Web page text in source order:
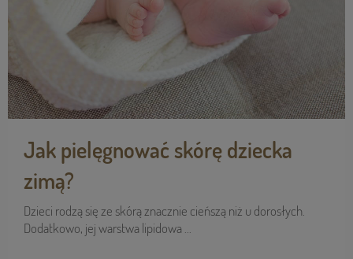
Jak pielęgnować skórę dziecka
zimą?
Dzieci rodzą się ze skórą znacznie cieńszą niż u dorosłych.
Dodatkowo, jej warstwa lipidowa ...